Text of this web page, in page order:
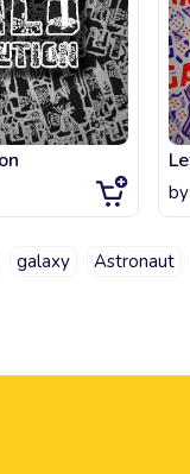
by
galaxy Astronaut